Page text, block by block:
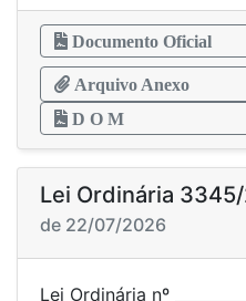
Documento Oficial
Arquivo Anexo
D O M
Lei Ordinária
de 22/07/2026
Lei Ordinária nº